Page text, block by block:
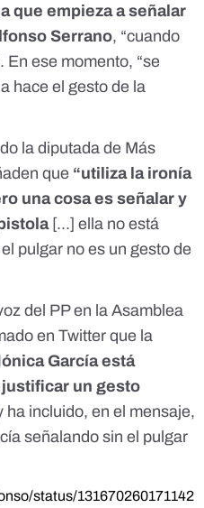
que empieza a señalar
Serrano, “cuando
En ese momento, “se
hace el gesto de la
la diputada de Más
que “utiliza la ironía
una cosa es señalar y
[...] ella no está
pulgar no es un gesto de
del PP en la Asamblea
en Twitter que la
García está
justificar un gesto
ha incluido, en el mensaje,
señalando sin el pulgar
status/131670260171142